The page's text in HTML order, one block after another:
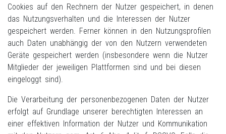
Cookies auf den Rechnern der Nutzer gespeichert, in denen
das Nutzungsverhalten und die Interessen der Nutzer
gespeichert werden. Ferner können in den Nutzungsprofilen
auch Daten unabhängig der von den Nutzern verwendeten
Geräte gespeichert werden (insbesondere wenn die Nutzer
Mitglieder der jeweiligen Plattformen sind und bei diesen
eingeloggt sind).
Die Verarbeitung der personenbezogenen Daten der Nutzer
erfolgt auf Grundlage unserer berechtigten Interessen an
einer effektiven Information der Nutzer und Kommunikation